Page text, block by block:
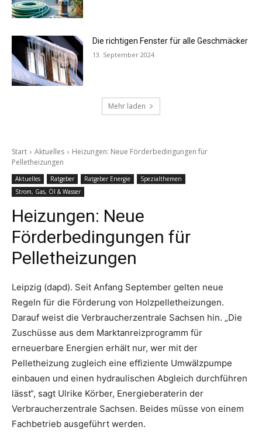
Die richtigen Fenster für alle Geschmäcker
13. September 2024
Mehr laden